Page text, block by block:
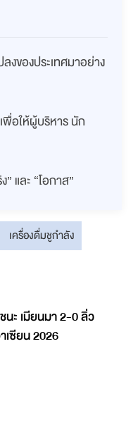
งของประเทศมาอย่าง
อให้ผู้บริหาร นัก
และ “โอกาส”
เครื่องดื่มชูกำลัง
ะ เมียนมา 2-0 ลิ่ว
ซียน 2026